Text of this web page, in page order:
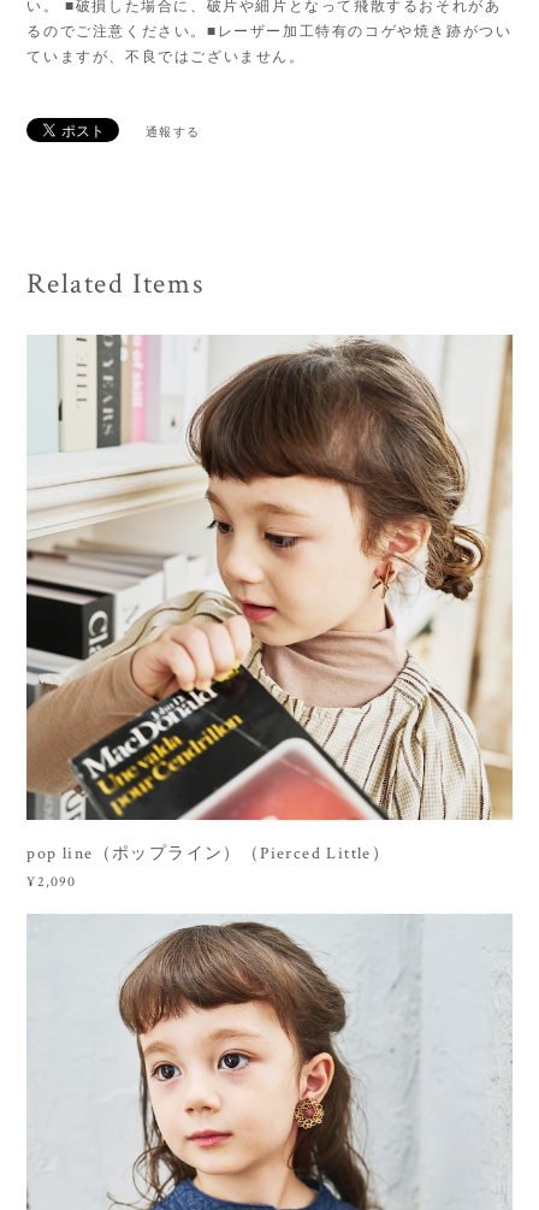
い。 ■破損した場合に、破片や細片となって飛散するおそれがあ
るのでご注意ください。■レーザー加工特有のコゲや焼き跡がつい
ていますが、不良ではございません。
通報する
Related Items
pop line（ポップライン）（Pierced Little）
¥2,090